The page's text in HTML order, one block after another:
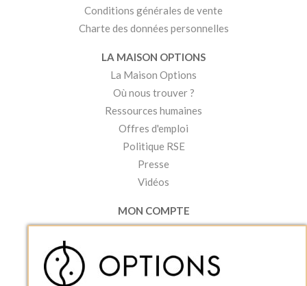
Conditions générales de vente
Charte des données personnelles
LA MAISON OPTIONS
La Maison Options
Où nous trouver ?
Ressources humaines
Offres d'emploi
Politique RSE
Presse
Vidéos
MON COMPTE
Accéder à mon compte
Créer un compte